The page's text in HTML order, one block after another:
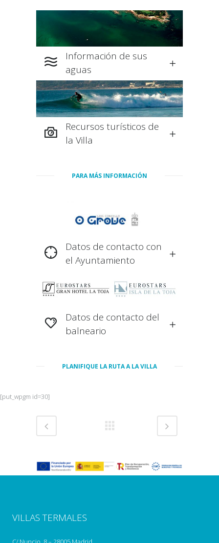
Información de sus
aguas
Recursos turísticos de
la Villa
PARA MÁS INFORMACIÓN
Datos de contacto con
el Ayuntamiento
Datos de contacto del
balneario
PLANIFIQUE LA RUTA A LA VILLA
[put_wpgm id=30]
VILLAS TERMALES